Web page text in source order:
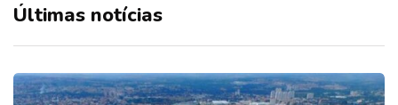
Últimas notícias